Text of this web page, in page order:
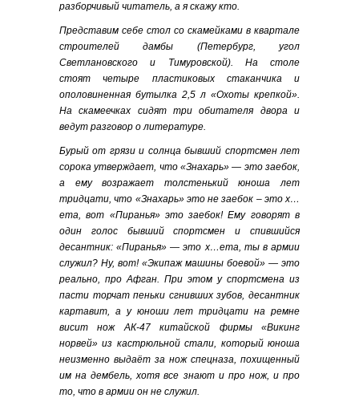
разборчивый читатель, а я скажу кто.
Представим себе стол со скамейками в квартале
строителей дамбы (Петербург, угол
Светлановского и Тимуровской). На столе
стоят четыре пластиковых стаканчика и
ополовиненная бутылка 2,5 л «Охоты крепкой».
На скамеечках сидят три обитателя двора и
ведут разговор о литературе.
Бурый от грязи и солнца бывший спортсмен лет
сорока утверждает, что «Знахарь» — это заебок,
а ему возражает толстенький юноша лет
тридцати, что «Знахарь» это не заебок – это х…
ета, вот «Пиранья» это заебок! Ему говорят в
один голос бывший спортсмен и спившийся
десантник: «Пиранья» — это х…ета, ты в армии
служил? Ну, вот! «Экипаж машины боевой» — это
реально, про Афган. При этом у спортсмена из
пасти торчат пеньки сгнивших зубов, десантник
картавит, а у юноши лет тридцати на ремне
висит нож АК-47 китайской фирмы «Викинг
норвей» из кастрюльной стали, который юноша
неизменно выдаёт за нож спецназа, похищенный
им на дембель, хотя все знают и про нож, и про
то, что в армии он не служил.